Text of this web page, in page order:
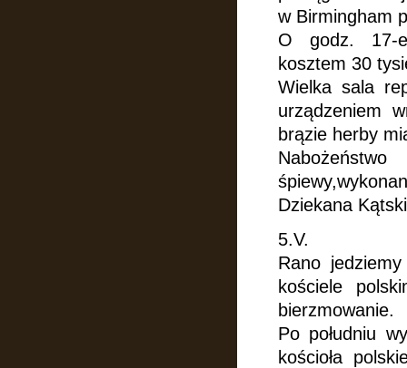
w Birmingham
O godz. 17-
kosztem 30
Wielka sala
urządzeniem
brązie herby
Dziekana
5.V.
Rano
kościele
bierzmowanie.
Po południu
kościoła